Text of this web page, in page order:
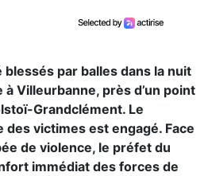
par balles dans la nuit
Villeurbanne, près d’un point
Grandclément. Le
des victimes est engagé. Face
de violence, le préfet du
immédiat des forces de